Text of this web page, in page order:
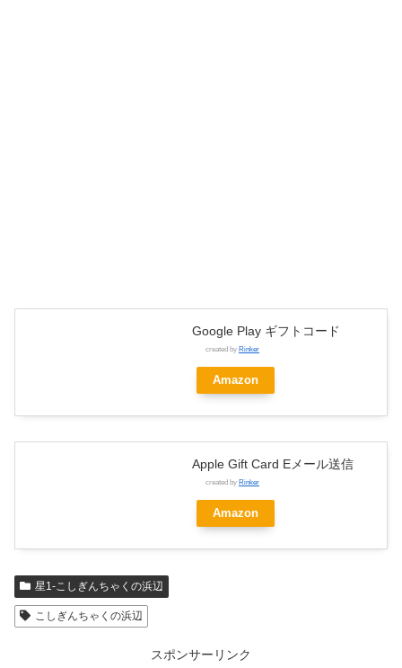
Google Play ギフトコード
created by Rinker
Amazon
Apple Gift Card Eメール送信
created by Rinker
Amazon
星1-こしぎんちゃくの浜辺
こしぎんちゃくの浜辺
スポンサーリンク